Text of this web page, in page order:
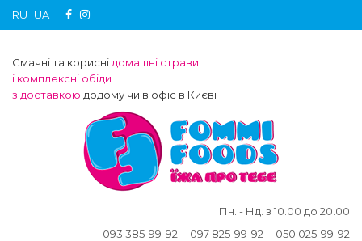
RU UA
Смачні та корисні домашні страви
і комплексні обіди
з доставкою додому чи в офіс в Києві
Пн. - Нд. з 10.00 до 20.00
093 385-99-92
097 825-99-92 050 025-99-92